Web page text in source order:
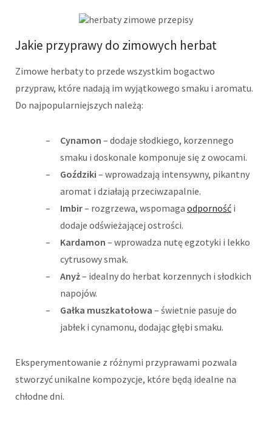
Jakie przyprawy do zimowych herbat
Zimowe herbaty to przede wszystkim bogactwo
przypraw, które nadają im wyjątkowego smaku i aromatu.
Do najpopularniejszych należą:
Cynamon – dodaje słodkiego, korzennego
smaku i doskonale komponuje się z owocami.
Goździki – wprowadzają intensywny, pikantny
aromat i działają przeciwzapalnie.
Imbir– rozgrzewa, wspomaga odporność i
dodaje odświeżającej ostrości.
Kardamon – wprowadza nutę egzotyki i lekko
cytrusowy smak.
Anyż– idealny do herbat korzennych i słodkich
napojów.
Gałka muszkatołowa – świetnie pasuje do
jabłek i cynamonu, dodając głębi smaku.
Eksperymentowanie z różnymi przyprawami pozwala
stworzyć unikalne kompozycje, które będą idealne na
chłodne dni.